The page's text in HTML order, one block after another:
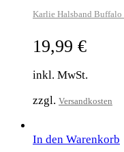
Karlie Halsband Buffalo
19,99 €
inkl. MwSt.
zzgl. Versandkosten
In den Warenkorb